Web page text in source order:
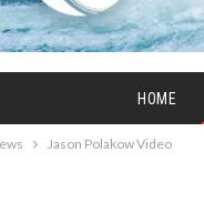
HOME
Jason Polakow Video